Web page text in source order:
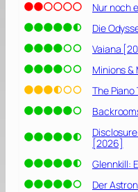
Nur noch
Die
Vaiana
Minions
The
[2026]
Glennkill:
Der